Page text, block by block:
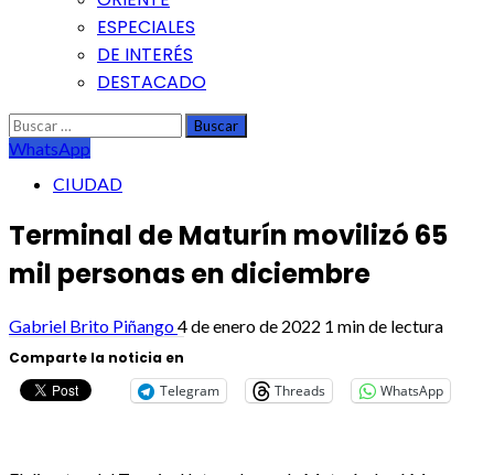
ESPECIALES
DE INTERÉS
DESTACADO
Buscar:
WhatsApp
CIUDAD
Terminal de Maturín movilizó 65
mil personas en diciembre
Gabriel Brito Piñango4 de enero de 2022 1 min de lectura
Comparte la noticia en
Telegram
Threads WhatsApp